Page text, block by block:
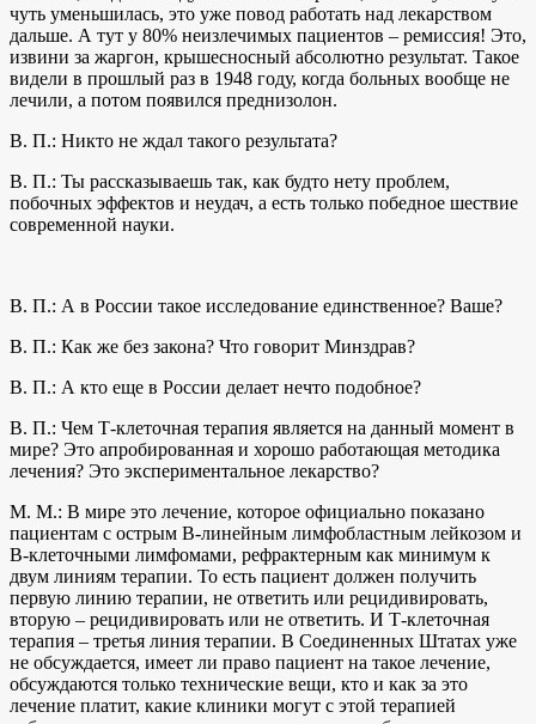
чуть уменьшилась, это уже повод работать над лекарством
дальше. А тут у 80% неизлечимых пациентов – ремиссия! Это,
извини за жаргон, крышесносный абсолютно результат. Такое
видели в прошлый раз в 1948 году, когда больных вообще не
лечили, а потом появился преднизолон.
В. П.: Никто не ждал такого результата?
В. П.: Ты рассказываешь так, как будто нету проблем,
побочных эффектов и неудач, а есть только победное шествие
современной науки.
В. П.: А в России такое исследование единственное? Ваше?
В. П.: Как же без закона? Что говорит Минздрав?
В. П.: А кто еще в России делает нечто подобное?
В. П.: Чем Т‑клеточная терапия является на данный момент в
мире? Это апробированная и хорошо работающая методика
лечения? Это экспериментальное лекарство?
М. М.: В мире это лечение, которое официально показано
пациентам с острым В‑линейным лимфобластным лейкозом и
В‑клеточными лимфомами, рефрактерным как минимум к
двум линиям терапии. То есть пациент должен получить
первую линию терапии, не ответить или рецидивировать,
вторую – рецидивировать или не ответить. И Т‑клеточная
терапия – третья линия терапии. В Соединенных Штатах уже
не обсуждается, имеет ли право пациент на такое лечение,
обсуждаются только технические вещи, кто и как за это
лечение платит, какие клиники могут с этой терапией